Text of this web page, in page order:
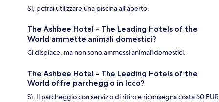
Sì, potrai utilizzare una piscina all'aperto.
The Ashbee Hotel - The Leading Hotels of the
World ammette animali domestici?
Ci dispiace, ma non sono ammessi animali domestici.
The Ashbee Hotel - The Leading Hotels of the
World offre parcheggio in loco?
Sì. Il parcheggio con servizio di ritiro e riconsegna costa 60 EUR